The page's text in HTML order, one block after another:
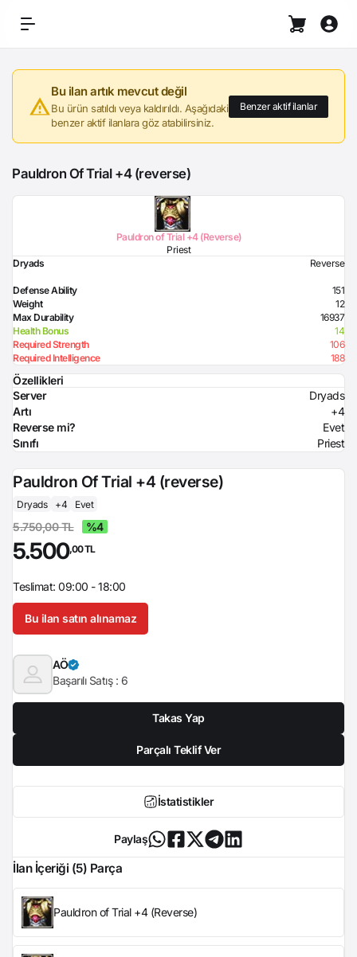
Bu ilan artık mevcut değil
Bu ürün satıldı veya kaldırıldı. Aşağıdaki
benzer aktif ilanlara göz atabilirsiniz.
Benzer aktif ilanlar
Pauldron Of Trial +4 (reverse)
Pauldron of Trial +4 (Reverse)
Priest
Dryads
Reverse
Defense Ability
151
Weight
12
Max Durability
16937
Health Bonus
14
Required Strength
106
Required Intelligence
188
Özellikleri
Server
Dryads
Artı
+4
Reverse mi?
Evet
Sınıfı
Priest
Pauldron Of Trial +4 (reverse)
Dryads +4 Evet
5.750,00 TL %4
5.500,00 TL
Teslimat: 09:00 - 18:00
Bu ilan satın alınamaz
AÖ
Başarılı Satış : 6
Takas Yap
Parçalı Teklif Ver
İstatistikler
Paylaş
İlan İçeriği (5) Parça
Pauldron of Trial +4 (Reverse)